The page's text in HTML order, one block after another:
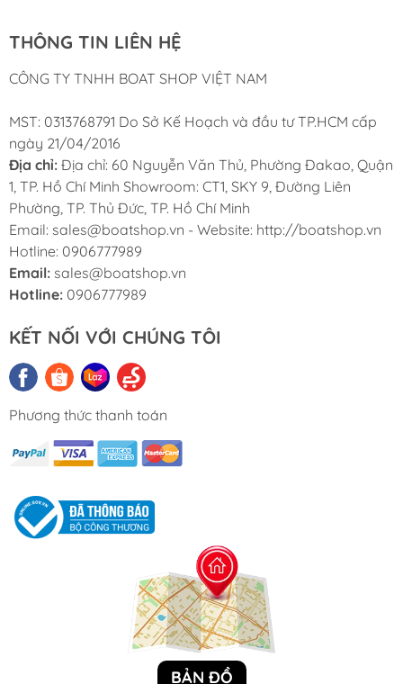
THÔNG TIN LIÊN HỆ
CÔNG TY TNHH BOAT SHOP VIỆT NAM
MST: 0313768791 Do Sở Kế Hoạch và đầu tư TP.HCM cấp
ngày 21/04/2016
Địa chỉ: Địa chỉ: 60 Nguyễn Văn Thủ, Phường Đakao, Quận
1, TP. Hồ Chí Minh Showroom: CT1, SKY 9, Đường Liên
Phường, TP. Thủ Đức, TP. Hồ Chí Minh
Email: sales@boatshop.vn - Website: http://boatshop.vn
Hotline: 0906777989
Email: sales@boatshop.vn
Hotline: 0906777989
KẾT NỐI VỚI CHÚNG TÔI
Phương thức thanh toán
BẢN ĐỒ